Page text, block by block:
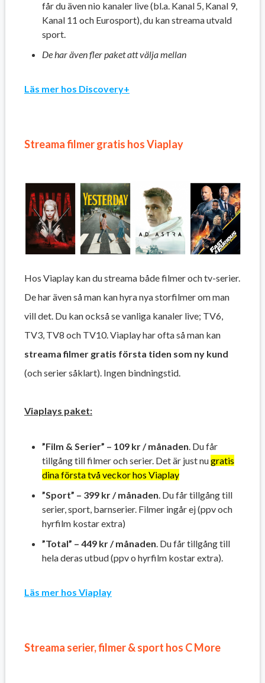
får du även nio kanaler live (bl.a. Kanal 5, Kanal 9,
Kanal 11 och Eurosport), du kan streama utvald
sport.
De har även fler paket att välja mellan
Läs mer hos Discovery+
Streama filmer gratis hos Viaplay
Hos Viaplay kan du streama både filmer och tv-serier.
De har även så man kan hyra nya storfilmer om man
vill det. Du kan också se vanliga kanaler live; TV6,
TV3, TV8 och TV10. Viaplay har ofta så man kan
streama filmer gratis första tiden som ny kund
(och serier såklart). Ingen bindningstid.
Viaplays paket:
”Film & Serier” – 109 kr / månaden . Du får
tillgång till filmer och serier. Det är just nugratis
dina första två veckor hos Viaplay
”Sport” – 399 kr / månaden . Du får tillgång till
serier, sport, barnserier. Filmer ingår ej (ppv och
hyrfilm kostar extra)
”Total” – 449 kr / månaden . Du får tillgång till
hela deras utbud (ppv o hyrfilm kostar extra).
Läs mer hos Viaplay
Streama serier, filmer & sport hos C More